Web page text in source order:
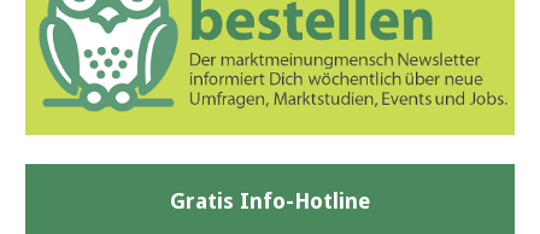
Gratis Info-Hotline